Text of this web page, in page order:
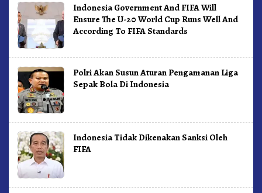
Indonesia Government And FIFA Will
Ensure The U-20 World Cup Runs Well And
According To FIFA Standards
Polri Akan Susun Aturan Pengamanan Liga
Sepak Bola Di Indonesia
Indonesia Tidak Dikenakan Sanksi Oleh
FIFA